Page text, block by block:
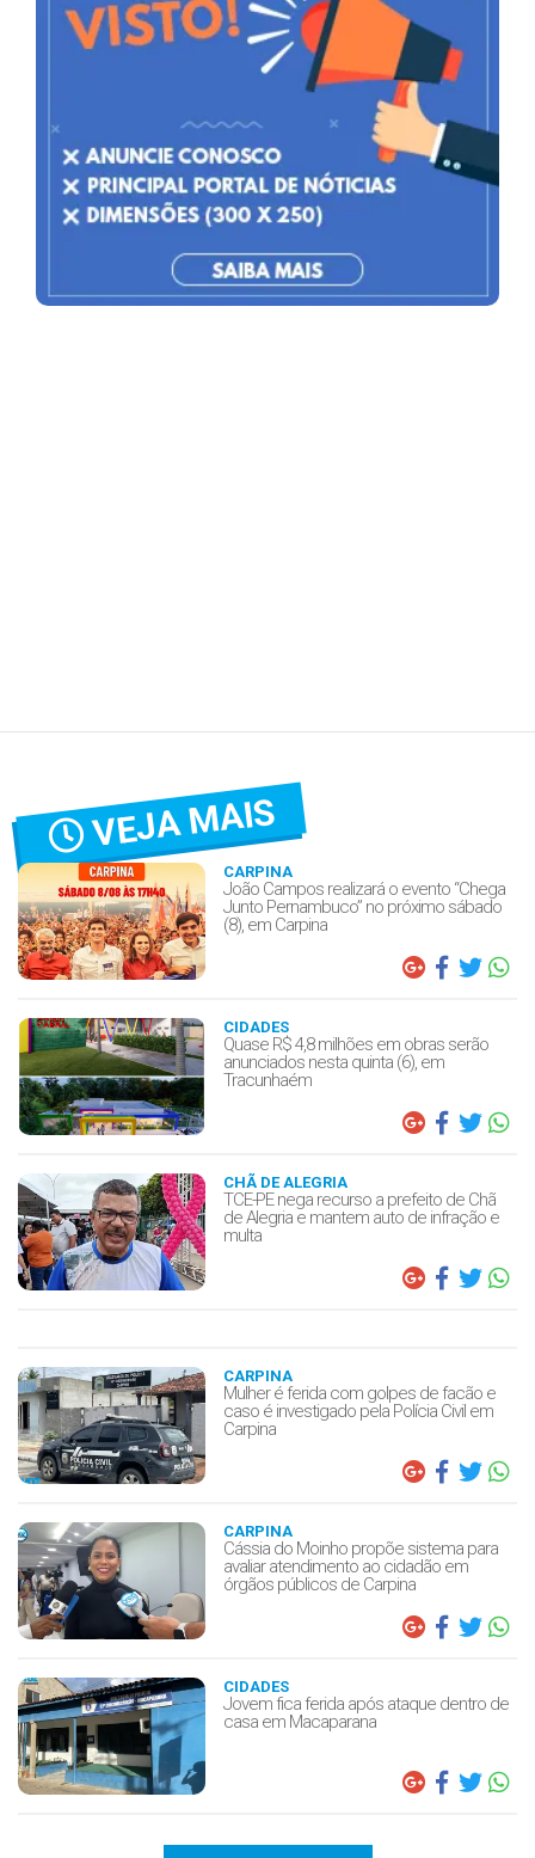
VEJA MAIS
CARPINA
João Campos realizará o evento “Chega
Junto Pernambuco” no próximo sábado
(8), em Carpina
CIDADES
Quase R$ 4,8 milhões em obras serão
anunciados nesta quinta (6), em
Tracunhaém
CHÃ DE ALEGRIA
TCE-PE nega recurso a prefeito de Chã
de Alegria e mantem auto de infração e
multa
CARPINA
Mulher é ferida com golpes de facão e
caso é investigado pela Polícia Civil em
Carpina
CARPINA
Cássia do Moinho propõe sistema para
avaliar atendimento ao cidadão em
órgãos públicos de Carpina
CIDADES
Jovem fica ferida após ataque dentro de
casa em Macaparana